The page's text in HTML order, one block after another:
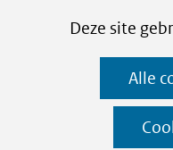
CookiesDeze site
Alle